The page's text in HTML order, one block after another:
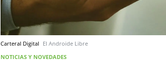
Carteral Digital El Androide Libre
NOTICIAS Y NOVEDADES